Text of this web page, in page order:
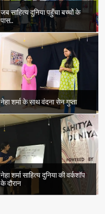
जब साहित्य दुनिया पहुँचा बच्चों के
पास..
नेहा शर्मा के साथ वंदना सेन गुप्ता
नेहा शर्मा साहित्य दुनिया की वर्कशॉप
के दौरान